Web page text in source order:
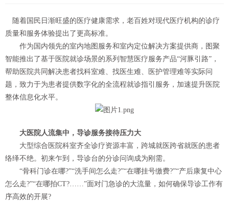
随着国民日渐旺盛的医疗健康需求，老百姓对现代医疗机构的诊疗
质量和服务体验提出了更高标准。
作为国内领先的室内地图服务和室内定位解决方案提供商，图聚
智能推出了基于医院就诊场景的系列智慧医疗服务产品“河豚引路”，
帮助医院共同解决患者找科室难、找医生难、医护管理难等实际问
题，致力于为患者提供数字化的全流程就诊指引服务，加速提升医院
整体信息化水平。
大医院人流集中，导诊服务接待压力大
大型综合医院科室齐全诊疗资源丰富，跨城就医跨省就医的患者
络绎不绝。初来乍到，导诊台的分诊问询成为刚需。
“骨科门诊在哪?”“洗手间怎么走?”“在哪挂号缴费?”“产后康复中心
怎么走?”“在哪拍CT?……”面对门急诊的大流量，如何确保导诊工作有
序高效的开展?